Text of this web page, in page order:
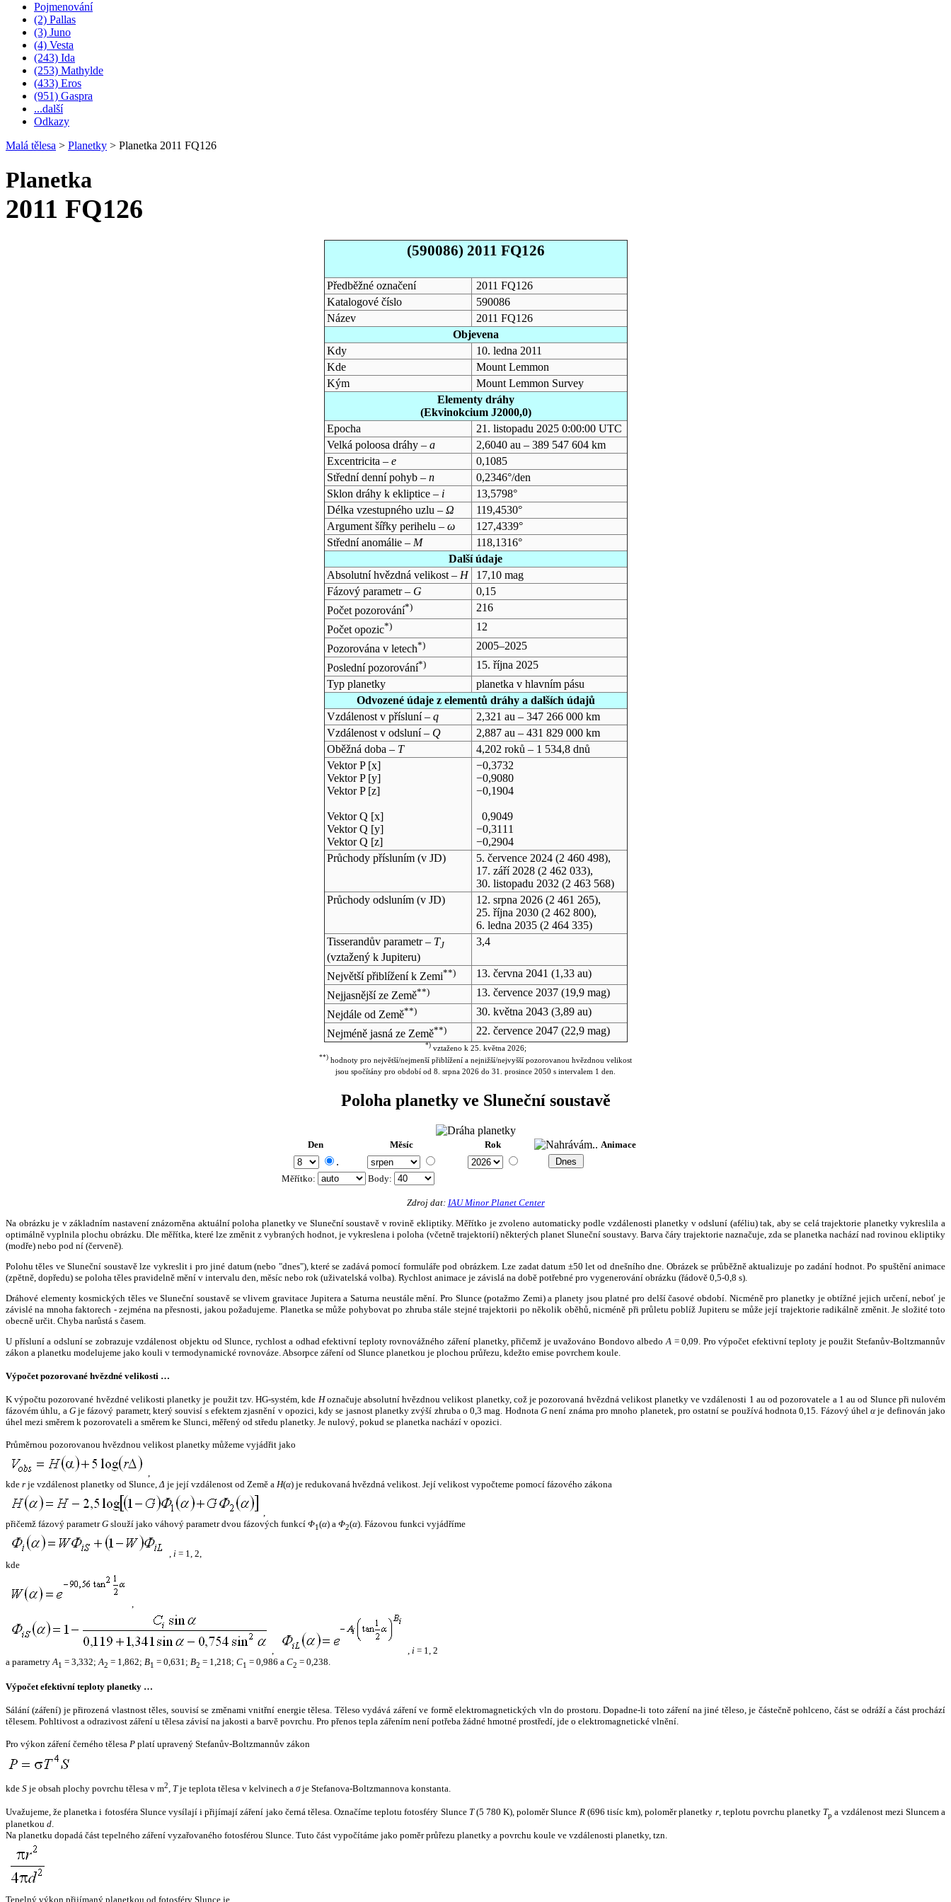
Pojmenování
(2) Pallas
(3) Juno
(4) Vesta
(243) Ida
(253) Mathylde
(433) Eros
(951) Gaspra
...další
Odkazy
Malá tělesa > Planetky > Planetka 2011 FQ126
Planetka
2011 FQ126
(590086) 2011 FQ126
Předběžné označení
2011 FQ126
Katalogové číslo
590086
Název
2011 FQ126
Objevena
Kdy
10. ledna 2011
Kde
Mount Lemmon
Kým
Mount Lemmon Survey
Elementy dráhy
(Ekvinokcium J2000,0)
Epocha
21. listopadu 2025 0:00:00 UTC
Velká poloosa dráhy – a
2,6040 au – 389 547 604 km
Excentricita – e
0,1085
Střední denní pohyb – n
0,2346°/den
Sklon dráhy k ekliptice – i
13,5798°
Délka vzestupného uzlu – Ω
119,4530°
Argument šířky perihelu – ω
127,4339°
Střední anomálie – M
118,1316°
Další údaje
Absolutní hvězdná velikost – H
17,10 mag
Fázový parametr – G
0,15
Počet pozorování*)
216
Počet opozic*)
12
Pozorována v letech*)
2005–2025
Poslední pozorování*)
15. října 2025
Typ planetky
planetka v hlavním pásu
Odvozené údaje z elementů dráhy a dalších údajů
Vzdálenost v přísluní – q
2,321 au – 347 266 000 km
Vzdálenost v odsluní – Q
2,887 au – 431 829 000 km
Oběžná doba – T
4,202 roků – 1 534,8 dnů
Vektor P [x]
Vektor P [y]
Vektor P [z]
Vektor Q [x]
Vektor Q [y]
Vektor Q [z]
−0,3732
−0,9080
−0,1904
0,9049
−0,3111
−0,2904
Průchody přísluním (v JD) 5. července 2024(2 460 498),
17. září 2028(2 462 033),
30. listopadu 2032 (2 463 568)
Průchody odsluním (v JD) 12. srpna 2026(2 461 265),
25. října 2030(2 462 800),
6. ledna 2035(2 464 335)
Tisserandův parametr – TJ
(vztažený k Jupiteru)
3,4
Největší přiblížení k Zemi**) 13. června 2041 (1,33 au)
Nejjasnější ze Země**) 13. července 2037(19,9 mag)
Nejdále od Země**) 30. května 2043(3,89 au)
Nejméně jasná ze Země**) 22. července 2047(22,9 mag)
*)vztaženo k 25. května 2026;
**) hodnoty pro největší/nejmenší přiblížení a nejnižší/nejvyšší pozorovanou hvězdnou velikost
jsou spočítány pro období od 8. srpna 2026 do 31. prosince 2050 s intervalem 1 den.
Poloha planetky ve Sluneční soustavě
Den Měsíc Rok Animace
.
Měřítko: Body:
Zdroj dat: IAU Minor Planet Center
Na obrázku je v základním nastavení znázorněna aktuální poloha planetky ve Sluneční soustavě v rovině ekliptiky. Měřítko je zvoleno automaticky podle vzdálenosti planetky v odsluní (aféliu) tak, aby se celá trajektorie planetky vykreslila a
optimálně vyplnila plochu obrázku. Dle měřítka, které lze změnit z vybraných hodnot, je vykreslena i poloha (včetně trajektorií) některých planet Sluneční soustavy. Barva čáry trajektorie naznačuje, zda se planetka nachází nad rovinou ekliptiky
(modře) nebo pod ní (červeně).
Polohu těles ve Sluneční soustavě lze vykreslit i pro jiné datum (nebo "dnes"), které se zadává pomocí formuláře pod obrázkem. Lze zadat datum ±50 let od dnešního dne. Obrázek se průběžně aktualizuje po zadání hodnot. Po spuštění animace
(zpětně, dopředu) se poloha těles pravidelně mění v intervalu den, měsíc nebo rok (uživatelská volba). Rychlost animace je závislá na době potřebné pro vygenerování obrázku (řádově 0,5-0,8 s).
Dráhové elementy kosmických těles ve Sluneční soustavě se vlivem gravitace Jupitera a Saturna neustále mění. Pro Slunce (potažmo Zemi) a planety jsou platné pro delší časové období. Nicméně pro planetky je obtížné jejich určení, neboť je
závislé na mnoha faktorech - zejména na přesnosti, jakou požadujeme. Planetka se může pohybovat po zhruba stále stejné trajektorii po několik oběhů, nicméně při průletu poblíž Jupiteru se může její trajektorie radikálně změnit. Je složité toto
obecně určit. Chyba narůstá s časem.
U přísluní a odsluní se zobrazuje vzdálenost objektu od Slunce, rychlost a odhad efektivní teploty rovnovážného záření planetky, přičemž je uvažováno Bondovo albedo A = 0,09. Pro výpočet efektivní teploty je použit Stefanův-Boltzmannův
zákon a planetku modelujeme jako kouli v termodynamické rovnováze. Absorpce záření od Slunce planetkou je plochou průřezu, kdežto emise povrchem koule.
Výpočet pozorované hvězdné velikosti …
K výpočtu pozorované hvězdné velikosti planetky je použit tzv. HG-systém, kde Hoznačuje absolutní hvězdnou velikost planetky, což je pozorovaná hvězdná velikost planetky ve vzdálenosti 1 au od pozorovatele a 1 au od Slunce při nulovém
fázovém úhlu, a Gje fázový parametr, který souvisí s efektem zjasnění v opozici, kdy se jasnost planetky zvýší zhruba o 0,3 mag. HodnotaG není známa pro mnoho planetek, pro ostatní se používá hodnota 0,15. Fázový úhelα je definován jako
úhel mezi směrem k pozorovateli a směrem ke Slunci, měřený od středu planetky. Je nulový, pokud se planetka nachází v opozici.
Průměrnou pozorovanou hvězdnou velikost planetky můžeme vyjádřit jako
,
kde r je vzdálenost planetky od Slunce,Δ je její vzdálenost od Země a H(α) je redukovaná hvězdná velikost. Její velikost vypočteme pomocí fázového zákona
,
přičemž fázový parametrG slouží jako váhový parametr dvou fázových funkcí Φ1(α) a Φ2(α). Fázovou funkci vyjádříme
, i = 1, 2,
kde
,
, , i = 1, 2
a parametryA1 = 3,332;A2 = 1,862; B1 = 0,631; B2 = 1,218; C1 = 0,986 a C2 = 0,238.
Výpočet efektivní teploty planetky …
Sálání (záření) je přirozená vlastnost těles, souvisí se změnami vnitřní energie tělesa. Těleso vydává záření ve formě elektromagnetických vln do prostoru. Dopadne-li toto záření na jiné těleso, je částečně pohlceno, část se odráží a část prochází
tělesem. Pohltivost a odrazivost záření u tělesa závisí na jakosti a barvě povrchu. Pro přenos tepla zářením není potřeba žádné hmotné prostředí, jde o elektromagnetické vlnění.
Pro výkon záření černého tělesa P platí upravený Stefanův-Boltzmannův zákon
kde S je obsah plochy povrchu tělesa v m2, Tje teplota tělesa v kelvinech a σje Stefanova-Boltzmannova konstanta.
Uvažujeme, že planetka i fotosféra Slunce vysílají i přijímají záření jako černá tělesa. Označíme teplotu fotosféry Slunce T(5 780 K), poloměr Slunce R(696 tisíc km), poloměr planetky r, teplotu povrchu planetky Tp a vzdálenost mezi Sluncem a
planetkou d.
Na planetku dopadá část tepelného záření vyzařovaného fotosférou Slunce. Tuto část vypočítáme jako poměr průřezu planetky a povrchu koule ve vzdálenosti planetky, tzn.
Tepelný výkon přijímaný planetkou od fotosféry Slunce je